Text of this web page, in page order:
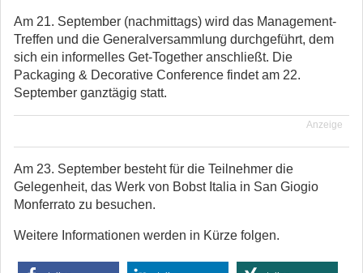
Am 21. September (nachmittags) wird das Management-
Treffen und die Generalversammlung durchgeführt, dem
sich ein informelles Get-Together anschließt. Die
Packaging & Decorative Conference findet am 22.
September ganztägig statt.
Anzeige
Am 23. September besteht für die Teilnehmer die
Gelegenheit, das Werk von Bobst Italia in San Giogio
Monferrato zu besuchen.
Weitere Informationen werden in Kürze folgen.